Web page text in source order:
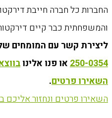
החברות כל חברה חייבת
והמשפחתית כבר קיים
ליצירת קשר עם המומחים
250-0354או פנו אלינובווצאפ 054-
השאירו פרטים.
השאירו פרטים ונחזור אליכם